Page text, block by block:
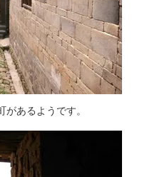
あるようです。